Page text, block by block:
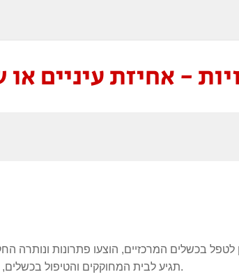
- אחיזת עיניים
בכשלים המרכזיים, הוצעו פתרונות ונותרה
תגיע לבית המחוקקים והטיפול בכשלים, יהיה לפי בית שמאי ולא לפי בית הלל.